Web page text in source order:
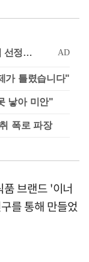
가 틀렸습니다"
낳아 미안"
폭로 파장
브랜드 '이너
를 통해 만들었